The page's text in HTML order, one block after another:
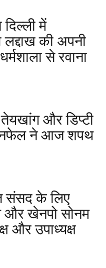
में
की अपनी
से रवाना
तेयखांग और डिप्टी
ने आज शपथ
संसद के लिए
और खेनपो सोनम
और उपाध्यक्ष